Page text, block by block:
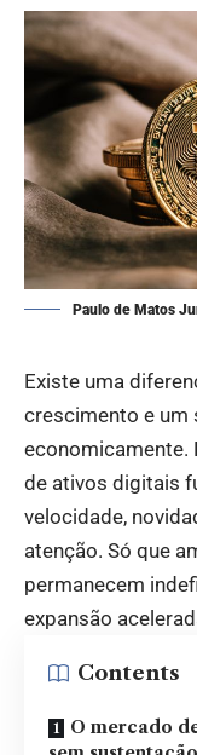
Paulo de Matos
Existe uma
crescimento e um
economicamente.
de ativos digitais
velocidade,
atenção. Só que
permanecem
expansão
Contents
O mercado